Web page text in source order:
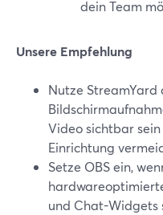
dein Team
Unsere Empfehlung
Nutze
Video sichtbar
Einrichtung
Setze OBS ein,
und Chat-Widgets